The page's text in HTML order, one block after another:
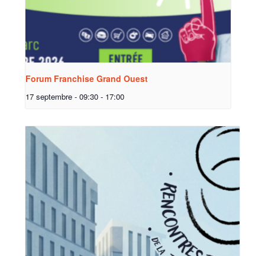
Forum Franchise Grand Ouest
17 septembre - 09:30 - 17:00